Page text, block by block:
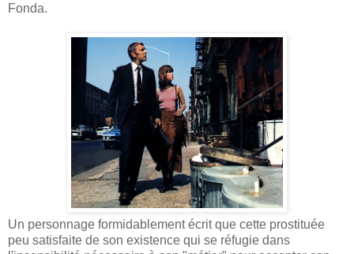
Fonda.
Un personnage formidablement écrit que cette prostituée
peu satisfaite de son existence qui se réfugie dans